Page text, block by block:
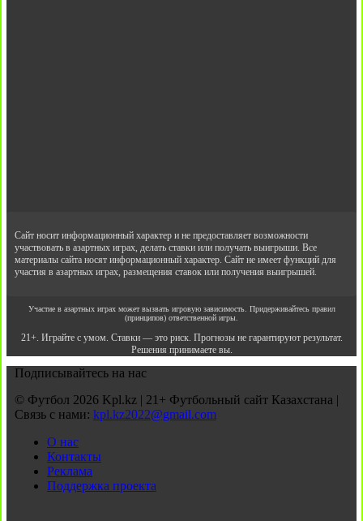
Сайт носит информационный характер и не предоставляет возможности
участвовать в азартных играх, делать ставки или получать выигрыши. Все
материалы сайта носят информационный характер. Сайт не имеет функций для
участия в азартных играх, размещения ставок или получения выигрышей.
Участие в азартных играх может вызвать игровую зависимость. Придерживайтесь правил
(принципов) ответственной игры.
21+. Играйте с умом. Ставки — это риск. Прогнозы не гарантируют результат.
Решения принимаете вы.
Подписывайтесь на нас
© Футбол 2026 Kpl.kz | 21+ Футбольный сайт Казахстана |
Связь с нами: kpl.kz2022@gmail.com
О нас
Контакты
Реклама
Поддержка проекта